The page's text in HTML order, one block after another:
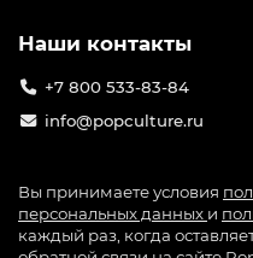
Наши контакты
+7 800 533-83-84
info@popculture.ru
Вы принимаете условия
персональных данных и
каждый раз, когда